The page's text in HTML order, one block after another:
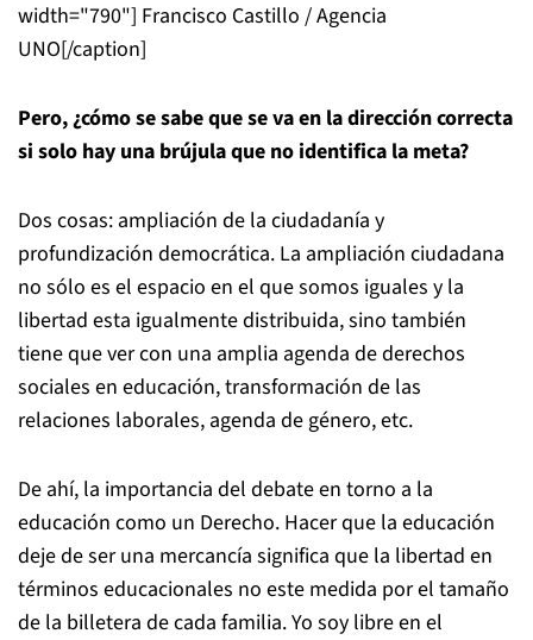
width="790"] Francisco Castillo / Agencia
UNO[/caption]
Pero, ¿cómo se sabe que se va en la dirección correcta
si solo hay una brújula que no identifica la meta?
Dos cosas: ampliación de la ciudadanía y
profundización democrática. La ampliación ciudadana
no sólo es el espacio en el que somos iguales y la
libertad esta igualmente distribuida, sino también
tiene que ver con una amplia agenda de derechos
sociales en educación, transformación de las
relaciones laborales, agenda de género, etc.
De ahí, la importancia del debate en torno a la
educación como un Derecho. Hacer que la educación
deje de ser una mercancía significa que la libertad en
términos educacionales no este medida por el tamaño
de la billetera de cada familia. Yo soy libre en el